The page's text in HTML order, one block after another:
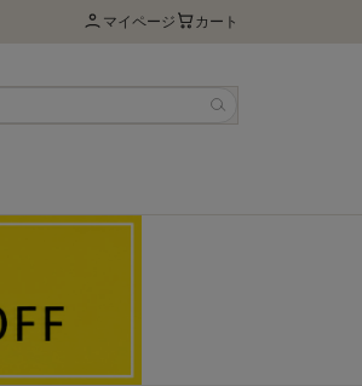
マイページ カート